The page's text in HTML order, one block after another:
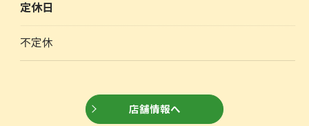
定休日
不定休
店舗情報へ